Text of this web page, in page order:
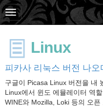
Linux
피카사 리눅스 버전 나오
구글이 Picasa Linux 버전을 내
Linux에서 윈도 에뮬레이터 역
WINE와 Mozilla, Loki 등의 오픈